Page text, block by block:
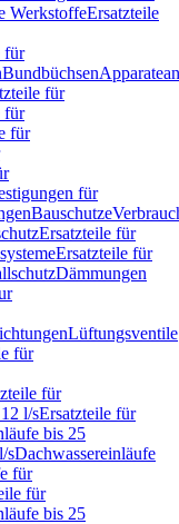
WerkstoffeErsatzteile
für
Bundbüchsen
für
für
für
für
Bauschutze
Ersatzteile für
Ersatzteile für
Dämmungen
Lüftungsventile
für
für
l/sErsatzteile für
bis 25
sDachwassereinläufe
für
für
bis 25